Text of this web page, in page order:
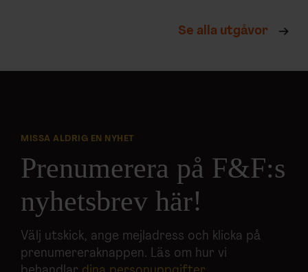
Se alla utgåvor
MISSA ALDRIG EN NYHET
Prenumerera på F&F:s
nyhetsbrev här!
Välj utskick, ange mejladress och klicka på
prenumereraknappen. Läs om hur vi